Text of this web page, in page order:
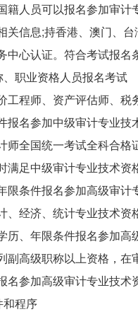
籍人员可以报名参加审
关信息;持香港、澳门、
中心认证。符合考试报名
、职业资格人员报名考试
工程师、资产评估师、
报名参加中级审计专业技
师全国统一考试全科合
满足中级审计专业技术
限条件报名参加高级审计
、经济、统计专业技术资
历、年限条件报名参加高
副高级职称以上资格，在
名参加高级审计专业技术
和程序